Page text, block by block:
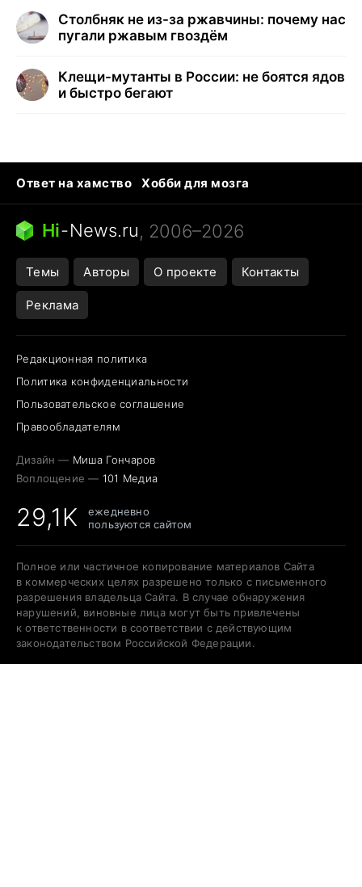
Столбняк не из-за ржавчины: почему нас
пугали ржавым гвоздём
Клещи-мутанты в России: не боятся ядов
и быстро бегают
Ответ на хамство
Хобби для мозга
Бензин 100 и 95
Тунцы в океанариуме
Следующая пандемия
Hi-News.ru, 2006–2026
Темы Авторы О проекте Контакты
Реклама
Редакционная политика
Политика конфиденциальности
Пользовательское соглашение
Правообладателям
Дизайн — Миша Гончаров
Воплощение — 101 Медиа
29,1K
ежедневно
пользуются сайтом
Полное или частичное копирование материалов Сайта
в коммерческих целях разрешено только с письменного
разрешения владельца Сайта. В случае обнаружения
нарушений, виновные лица могут быть привлечены
к ответственности в соответствии с действующим
законодательством Российской Федерации.